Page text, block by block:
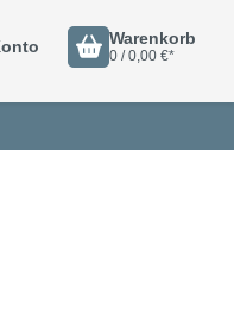
Warenkorb
0 / 0,00 €*